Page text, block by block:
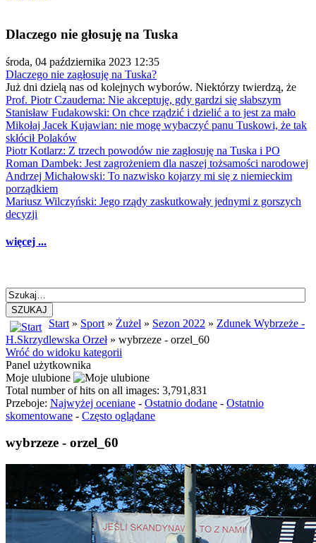
Dlaczego nie głosuję na Tuska
środa, 04 października 2023 12:35
Dlaczego nie zagłosuję na Tuska?
Już dni dzielą nas od kolejnych wyborów. Niektórzy twierdzą, że
Prof. Piotr Czauderna: Nie akceptuję, gdy gardzi się słabszym
Stanisław Fudakowski: On chce rządzić i dzielić a to jest za mało
Mikołaj Jacek Kujawian: nie mogę wybaczyć panu Tuskowi, że tak
skłócił Polaków
Piotr Kotlarz: Z trzech powodów nie zagłosuję na Tuska i PO
Roman Dambek: Jest zagrożeniem dla naszej tożsamości narodowej
Andrzej Michałowski: To nazwisko kojarzy mi się z niemieckim
porządkiem
Mariusz Wilczyński: Jego rządy zaskutkowały jednymi z gorszych
decyzji
więcej ...
SZUKAJ
Start » Sport » Żużel » Sezon 2022 » Zdunek Wybrzeże -
H.Skrzydlewska Orzeł» wybrzeze - orzel_60
Wróć do widoku kategorii
Panel użytkownika
Moje ulubione
Total number of hits on all images: 3,791,831
Przeboje: Najwyżej oceniane - Ostatnio dodane - Ostatnio
skomentowane - Często oglądane
wybrzeze - orzel_60